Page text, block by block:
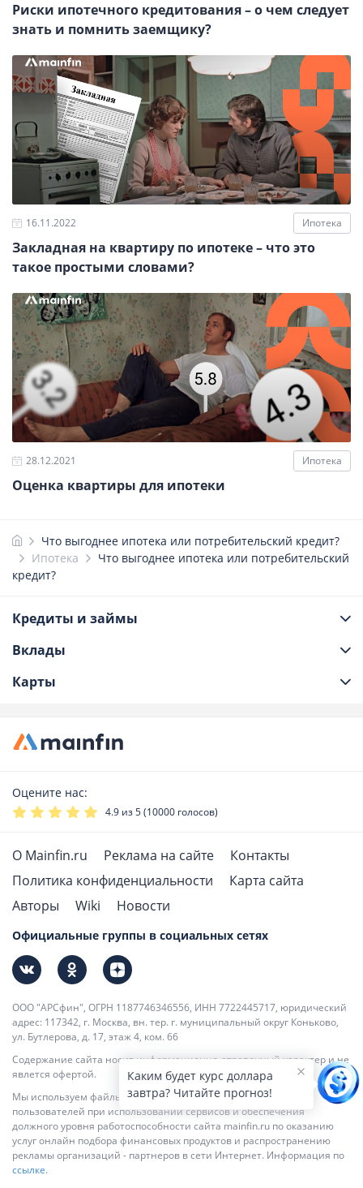
Риски ипотечного кредитования – о чем следует
знать и помнить заемщику?
16.11.2022 Ипотека
Закладная на квартиру по ипотеке – что это
такое простыми словами?
28.12.2021 Ипотека
Оценка квартиры для ипотеки
Что выгоднее ипотека или потребительский кредит?
Ипотека
Что выгоднее ипотека или потребительский
кредит?
Кредиты и займы
Вклады
Карты
Оцените нас:
4.9 из 5 (10000 голосов)
О Mainfin.ru Реклама на сайте
Контакты
Политика конфиденциальности
Карта сайта
Авторы
Wiki Новости
ООО "АРСфин", ОГРН 1187746346556, ИНН 7722445717, юридический
адрес: 117342, г. Москва, вн. тер. г. муниципальный округ Коньково,
ул. Бутлерова, д. 17, этаж 4, ком. 66
Содержание сайта носит информационно-справочный характер и не
явлется офертой.
Мы используем файлы cookie для повышения удобства
пользователей при использовании сервисов и обеспечения
должного уровня работоспособности сайта mainfin.ru по оказанию
услуг онлайн подбора финансовых продуктов и распространению
рекламы организаций - партнеров в сети Интернет. Информация по
ссылке.
Официальные группы в социальных сетях
Каким будет курс доллара
завтра? Читайте прогноз!